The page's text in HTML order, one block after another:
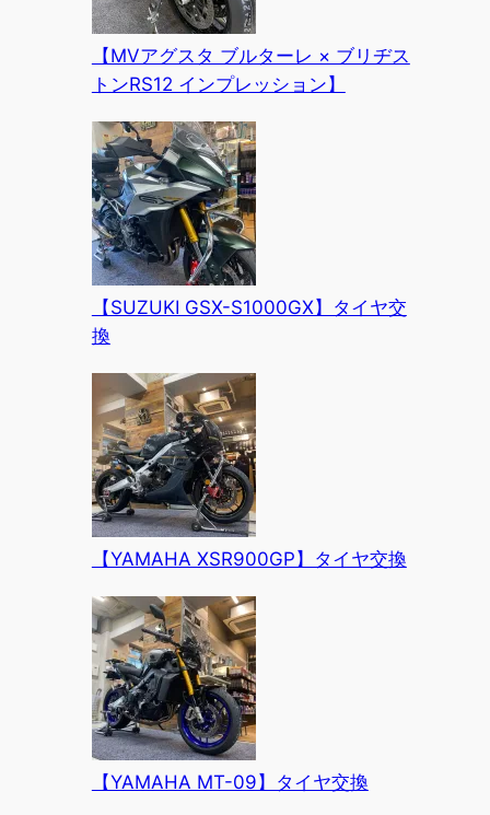
【MVアグスタ ブルターレ × ブリヂス
トンRS12 インプレッション】
【SUZUKI GSX-S1000GX】タイヤ交
換
【YAMAHA XSR900GP】タイヤ交換
【YAMAHA MT-09】タイヤ交換